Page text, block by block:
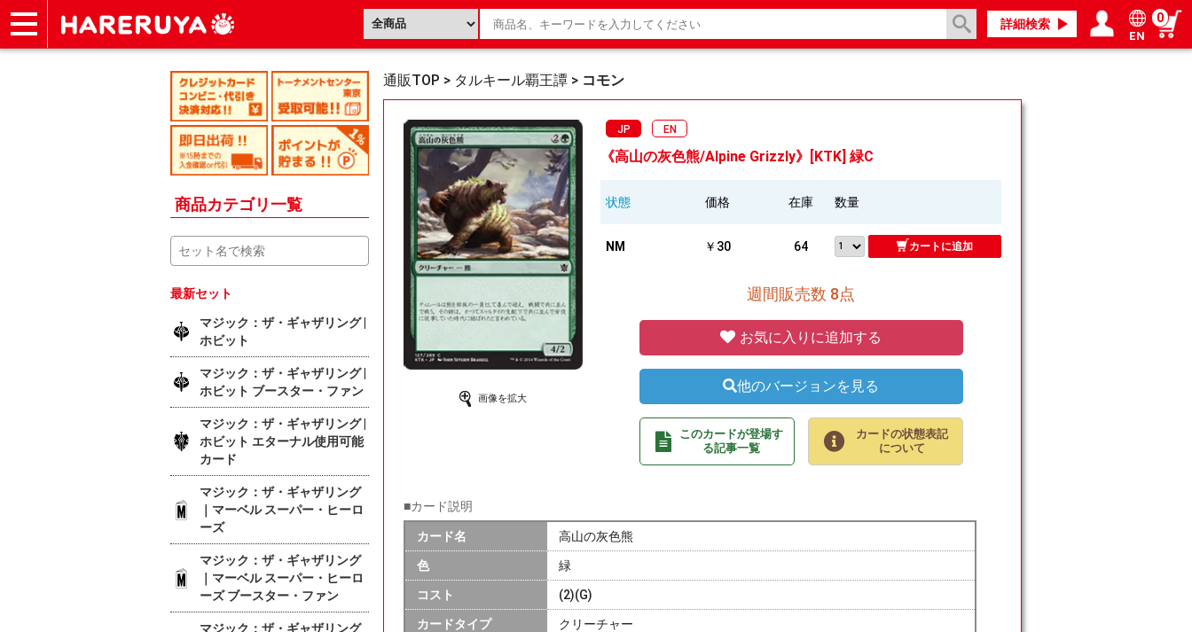
詳細検索
EN
0
商品カテゴリ一覧
通販TOP > タルキール覇王譚 > コモン
画像を拡大
JP EN
《高山の灰色熊/Alpine Grizzly》[KTK] 緑C
状態 価格 在庫 数量
NM ￥30 64 カートに追加
週間販売数 8点
お気に入りに追加する
他のバージョンを見る
このカードが登場す
る記事一覧
カードの状態表記
について
■カード説明
カード名 高山の灰色熊
色 緑
コスト (2)(G)
カードタイプ クリーチャー